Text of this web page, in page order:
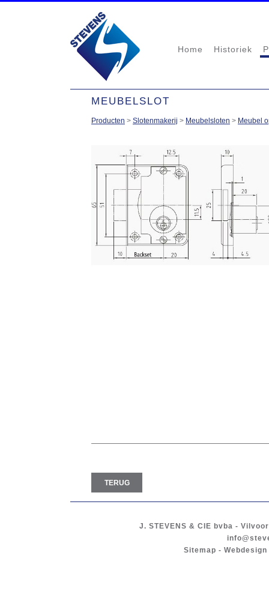
Home Historiek
MEUBELSLOT
Producten > Slotenmakerij > Meubelsloten > Meubel
TERUG
J. STEVENS & CIE bvba -
Sitemap -